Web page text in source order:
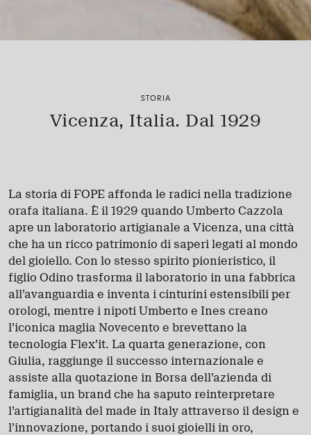
STORIA
Vicenza, Italia. Dal 1929
La storia di FOPE affonda le radici nella tradizione
orafa italiana. È il 1929 quando Umberto Cazzola
apre un laboratorio artigianale a Vicenza, una città
che ha un ricco patrimonio di saperi legati al mondo
del gioiello. Con lo stesso spirito pionieristico, il
figlio Odino trasforma il laboratorio in una fabbrica
all’avanguardia e inventa i cinturini estensibili per
orologi, mentre i nipoti Umberto e Ines creano
l’iconica maglia Novecento e brevettano la
tecnologia Flex’it. La quarta generazione, con
Giulia, raggiunge il successo internazionale e
assiste alla quotazione in Borsa dell’azienda di
famiglia, un brand che ha saputo reinterpretare
l’artigianalità del made in Italy attraverso il design e
l’innovazione, portando i suoi gioielli in oro,